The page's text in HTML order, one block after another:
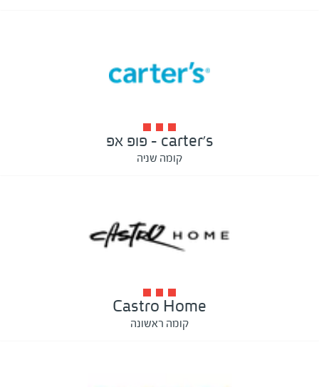
carter's - פופ אפ
קומה שניה
Castro Home
קומה ראשונה